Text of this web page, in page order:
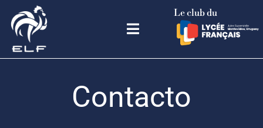
Le club du
Contacto